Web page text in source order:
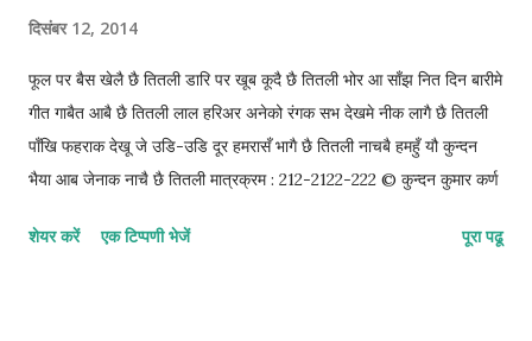
दिसंबर 12, 2014
फूल पर बैस खेलै छै तितली डारि पर खूब कूदै छै तितली भोर आ साँझ नित दिन बारीमे
गीत गाबैत आबै छै तितली लाल हरिअर अनेको रंगक सभ देखमे नीक लागै छै तितली
पाँखि फहराक देखू जे उडि-उडि दूर हमरासँ भागै छै तितली नाचबै हमहुँ यौ कुन्दन
भैया आब जेनाक नाचै छै तितली मात्रक्रम : 212-2122-222 © कुन्दन कुमार कर्ण
शेयर करें एक टिप्पणी भेजें पूरा पढू